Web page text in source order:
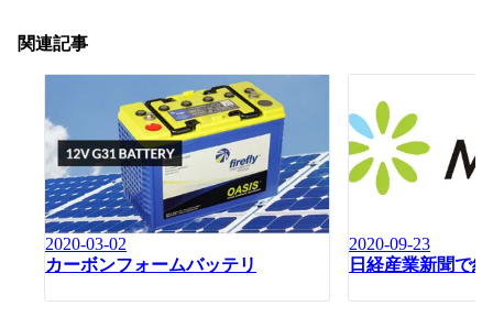
関連記事
2020-03-02
カーボンフォームバッテリ
2020-09-23
日経産業新聞で